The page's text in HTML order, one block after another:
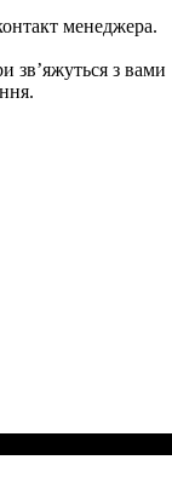
менеджера.
зв’яжуться з вами